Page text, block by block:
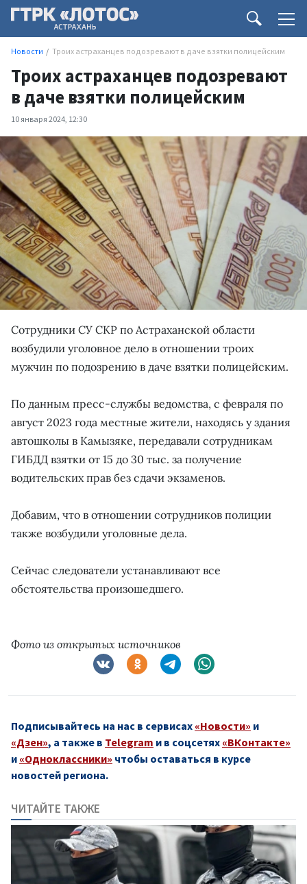
Новости Троих астраханцев подозревают в даче взятки полицейским
Троих астраханцев подозревают
в даче взятки полицейским
10 января 2024, 12:30
Сотрудники СУ СКР по Астраханской области
возбудили уголовное дело в отношении троих
мужчин по подозрению в даче взятки полицейским.
По данным пресс-службы ведомства, с февраля по
август 2023 года местные жители, находясь у здания
автошколы в Камызяке, передавали сотрудникам
ГИБДД взятки от 15 до 30 тыс. за получение
водительских прав без сдачи экзаменов.
Добавим, что в отношении сотрудников полиции
также возбудили уголовные дела.
Сейчас следователи устанавливают все
обстоятельства произошедшего.
Фото из открытых источников
Подписывайтесь на нас в сервисах «Новости» и
«Дзен», а также в Telegram и в соцсетях «ВКонтакте»
и «Одноклассники» чтобы оставаться в курсе
новостей региона.
ЧИТАЙТЕ ТАКЖЕ